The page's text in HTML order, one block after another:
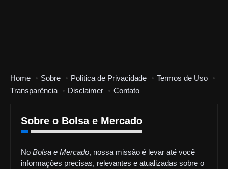
Home Sobre Política de Privacidade
Termos de Uso
Transparência
Disclaimer Contato
Sobre o Bolsa e Mercado
No Bolsa e Mercado, nossa missão é levar até você
informações precisas, relevantes e atualizadas sobre o